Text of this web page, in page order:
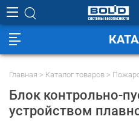
Главная Каталог товаров
Блок контрольно-
устройством